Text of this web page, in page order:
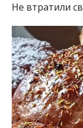
Не втратили